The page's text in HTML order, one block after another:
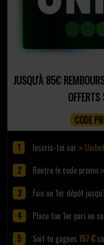
JUSQU'À 85€
CODE
Inscris-toi sur
Unibet
Rentre le code promo
Fais un 1er dépôt
Place ton 1er pari en
Soit tu gagnes 157 €